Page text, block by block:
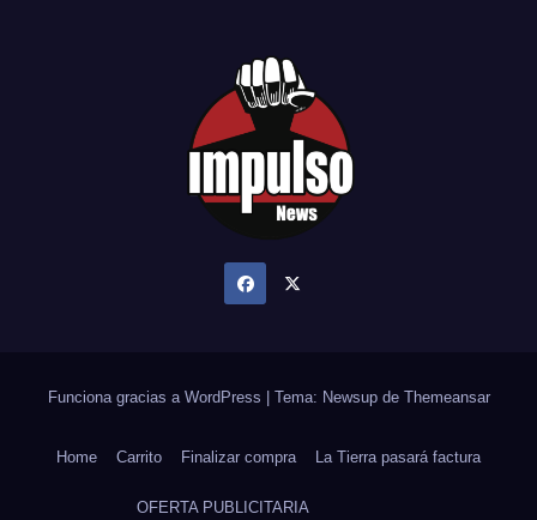
Funciona gracias a WordPress Tema: Newsup de Themeansar
Home Carrito Finalizar compra La Tierra pasará factura
OFERTA PUBLICITARIA